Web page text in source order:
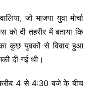
जो भाजपा युवा मोर्चा
को दी तहरीर में बताया कि
कुछ युवकों से विवाद हुआ
दी गई थी।
4 से 4:30 बजे के बीच